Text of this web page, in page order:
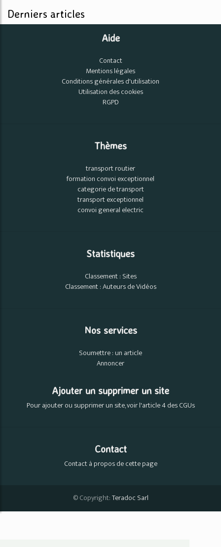
Derniers articles
Aide
Contact
Mentions légales
Conditions générales d'utilisation
Utilisation des cookies
RGPD
Thèmes
transport routier
formation convoi exceptionnel
categorie de transport
transport exceptionnel
convoi general electric
Statistiques
Classement : Sites
Classement : Auteurs de Vidéos
Nos services
Soumettre : un article
Annoncer
Ajouter un supprimer un site
Pour ajouter ou supprimer un site, voir l'article 4 des CGUs
Contact
Contact à propos de cette page
© Copyright:Teradoc Sarl